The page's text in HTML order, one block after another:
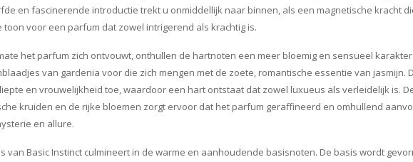
en fascinerende introductie trekt u onmiddellijk naar binnen, als een magnetische kracht
toon voor een parfum dat zowel intrigerend als krachtig is.
het parfum zich ontvouwt, onthullen de hartnoten een meer bloemig en sensueel
van gardenia voor die zich mengen met de zoete, romantische essentie van jasmijn.
en vrouwelijkheid toe, waardoor een hart ontstaat dat zowel luxueus als verleidelijk is.
kruiden en de rijke bloemen zorgt ervoor dat het parfum geraffineerd en omhullend
en allure.
van Basic Instinct culmineert in de warme en aanhoudende basisnoten. De basis wordt